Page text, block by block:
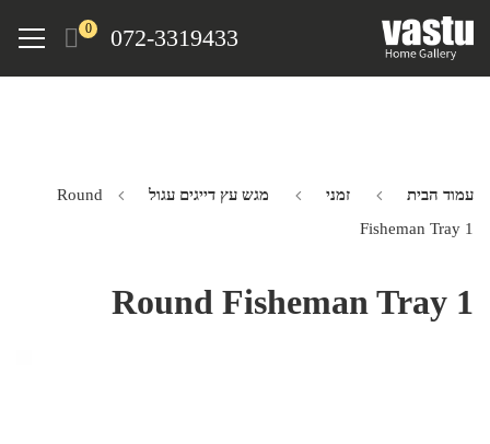
072-3319433
0
Menu
עמוד הבית זמני מגש עץ דייגים עגול
Round
Fisheman Tray 1
Round Fisheman Tray 1